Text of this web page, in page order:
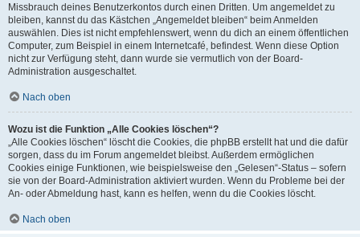
Missbrauch deines Benutzerkontos durch einen Dritten. Um angemeldet zu
bleiben, kannst du das Kästchen „Angemeldet bleiben“ beim Anmelden
auswählen. Dies ist nicht empfehlenswert, wenn du dich an einem öffentlichen
Computer, zum Beispiel in einem Internetcafé, befindest. Wenn diese Option
nicht zur Verfügung steht, dann wurde sie vermutlich von der Board-
Administration ausgeschaltet.
Nach oben
Wozu ist die Funktion „Alle Cookies löschen“?
„Alle Cookies löschen“ löscht die Cookies, die phpBB erstellt hat und die dafür
sorgen, dass du im Forum angemeldet bleibst. Außerdem ermöglichen
Cookies einige Funktionen, wie beispielsweise den „Gelesen“-Status – sofern
sie von der Board-Administration aktiviert wurden. Wenn du Probleme bei der
An- oder Abmeldung hast, kann es helfen, wenn du die Cookies löscht.
Nach oben